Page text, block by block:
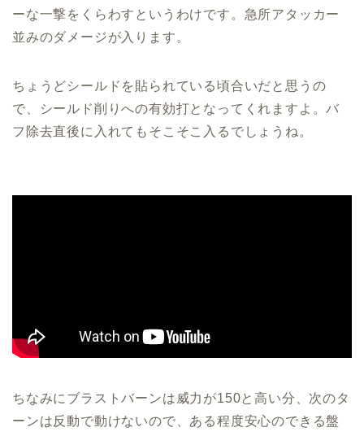
ーな一撃をくらわすというわけです。急所アタッカー
並みのダメージが入ります。
ちょうどシールドを貼られている頃合いだと思うの
で、シールド削りへの有効打となってくれますよ。バ
フ除去直後に入れてもそこそこ入るでしょうね。
ちなみにブラストバーンは威力が150と高い分、次のタ
ーンは反動で動けないので、ある程度安心のできる盤